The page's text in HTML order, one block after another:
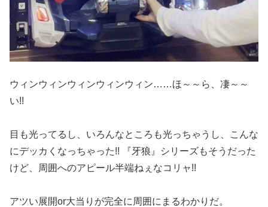
ウィンウィンウィンウィンウィン……ほ～～ら、凄～～
い!!
目も光ってるし、いろんなところも光っちゃうし、こんな
にデッカくなっちゃった!! 『牙狼』シリーズもそうだった
けど、周囲へのアピール半端ねぇなコリャ!!
アツい展開or大当りが完全に周囲にまるわかりだ。